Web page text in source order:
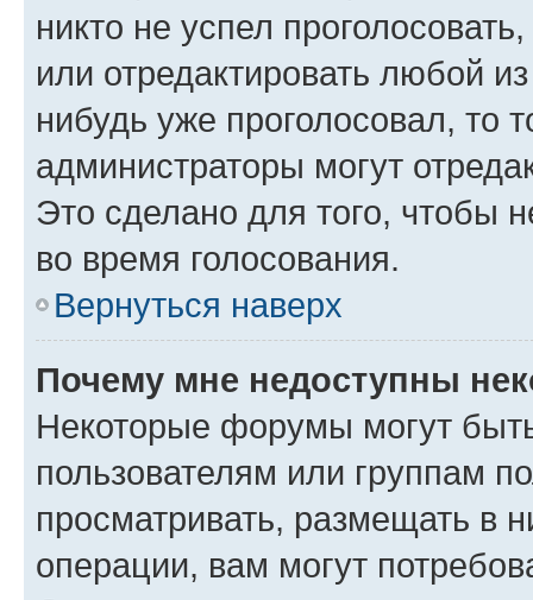
никто не успел
или отредактировать любой
нибудь уже проголосовал, то
администраторы могут
Это сделано для того, чтобы
во время голосования.
Вернуться наверх
Почему мне недоступны
Некоторые форумы могут
пользователям или группам
просматривать, размещать в
операции, вам могут